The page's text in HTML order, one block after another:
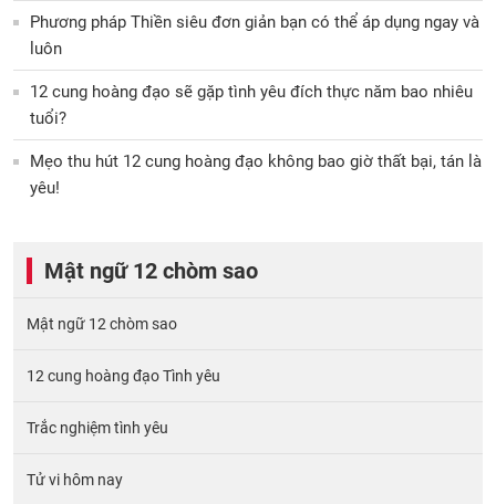
Phương pháp Thiền siêu đơn giản bạn có thể áp dụng ngay và
luôn
12 cung hoàng đạo sẽ gặp tình yêu đích thực năm bao nhiêu
tuổi?
Mẹo thu hút 12 cung hoàng đạo không bao giờ thất bại, tán là
yêu!
Mật ngữ 12 chòm sao
Mật ngữ 12 chòm sao
12 cung hoàng đạo Tình yêu
Trắc nghiệm tình yêu
Tử vi hôm nay